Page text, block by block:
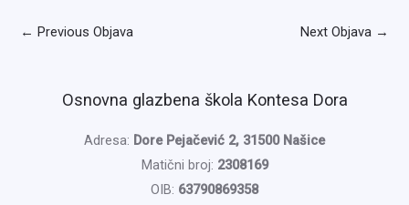
← Previous Objava Next Objava →
Osnovna glazbena škola Kontesa Dora
Adresa: Dore Pejačević 2, 31500 Našice
Matični broj: 2308169
OIB: 63790869358